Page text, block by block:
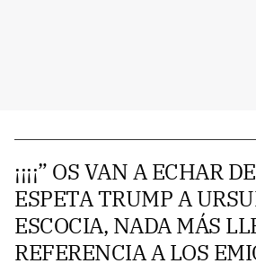
¡¡¡¡” OS VAN A ECHAR
ESPETA TRUMP A
ESCOCIA, NADA MÁS
REFERENCIA A LOS